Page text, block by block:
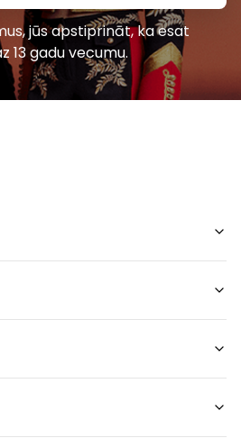
jūs apstiprināt, ka esat
13 gadu vecumu.